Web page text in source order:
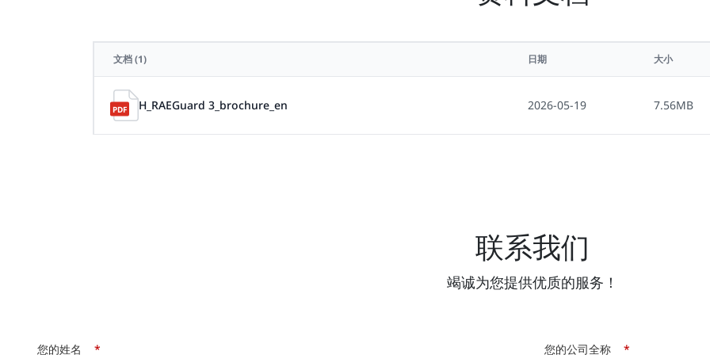
文档(1) 日期 大小
H_RAEGuard 3_brochure_en 2026-05-19 7.56MB
联系我们
竭诚为您提供优质的服务！
*
您的姓名 *
您的公司全称